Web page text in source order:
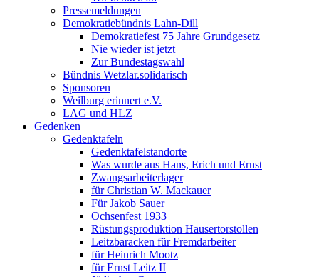
Pressemeldungen
Demokratiebündnis Lahn-Dill
Demokratiefest 75 Jahre Grundgesetz
Nie wieder ist jetzt
Zur Bundestagswahl
Bündnis Wetzlar.solidarisch
Sponsoren
Weilburg erinnert e.V.
LAG und HLZ
Gedenken
Gedenktafeln
Gedenktafelstandorte
Was wurde aus Hans, Erich und Ernst
Zwangsarbeiterlager
für Christian W. Mackauer
Für Jakob Sauer
Ochsenfest 1933
Rüstungsproduktion Hausertorstollen
Leitzbaracken für Fremdarbeiter
für Heinrich Mootz
für Ernst Leitz II